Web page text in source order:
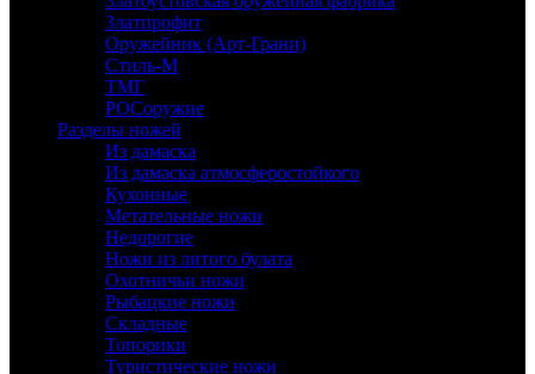
Златпрофит
Оружейник (Арт-Грани)
Стиль-М
ТМГ
РОСоружие
Разделы ножей
Из дамаска
Из дамаска атмосферостойкого
Кухонные
Метательные ножи
Недорогие
Ножи из литого булата
Охотничьи ножи
Рыбацкие ножи
Складные
Топорики
Туристические ножи